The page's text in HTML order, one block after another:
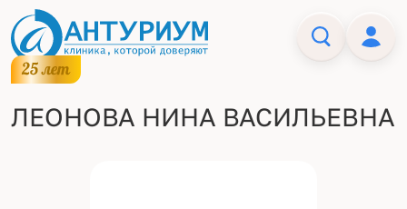
ЛЕОНОВА НИНА ВАСИЛЬЕВНА